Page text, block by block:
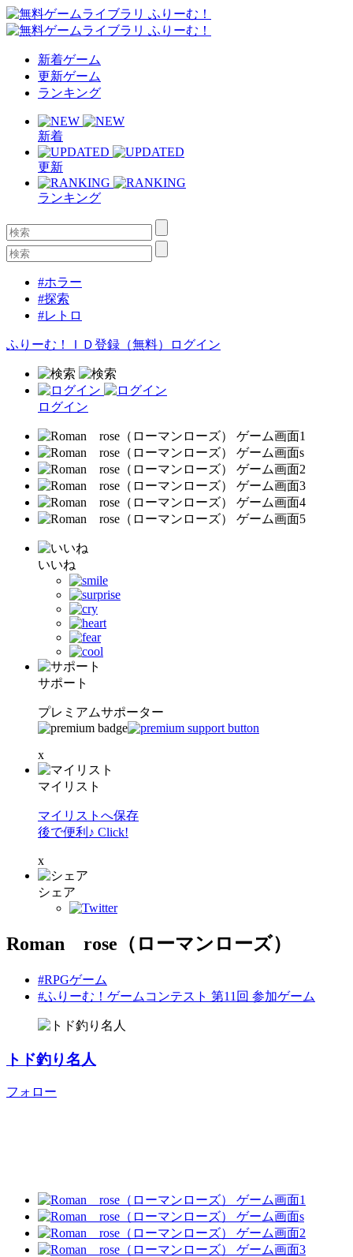
新着ゲーム
更新ゲーム
ランキング
新着
更新
ランキング
#ホラー
#探索
#レトロ
ふりーむ！ＩＤ登録（無料） ログイン
ログイン
いいね
サポート
プレミアムサポーター
x
マイリスト
マイリストへ保存
後で便利♪ Click!
x
シェア
Roman rose（ローマンローズ）
#RPGゲーム
#ふりーむ！ゲームコンテスト 第11回 参加ゲーム
トド釣り名人
フォロー